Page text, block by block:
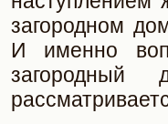
загородном
И именно